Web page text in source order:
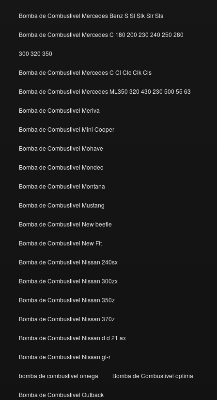
Bomba de Combustivel Mercedes Benz S Sl Slk Slr Sls
Bomba de Combustivel Mercedes C 180 200 230 240 250 280
300 320 350
Bomba de Combustivel Mercedes C Cl Clc Clk Cls
Bomba de Combustivel Mercedes ML350 320 430 230 500 55 63
Bomba de Combustivel Meriva
Bomba de Combustivel Mini Cooper
Bomba de Combustivel Mohave
Bomba de Combustivel Mondeo
Bomba de Combustivel Montana
Bomba de Combustivel Mustang
Bomba de Combustivel New beetle
Bomba de Combustivel New Fit
Bomba de Combustivel Nissan 240sx
Bomba de Combustivel Nissan 300zx
Bomba de Combustivel Nissan 350z
Bomba de Combustivel Nissan 370z
Bomba de Combustivel Nissan d d 21 ax
Bomba de Combustivel Nissan gt-r
bomba de combustivel omega Bomba de Combustivel optima
Bomba de Combustivel Outback